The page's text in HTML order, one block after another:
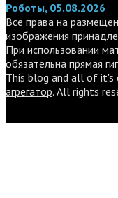
Роботы, 05.08.2026
Все права на
изображения
При использовании
обязательна прямая
This blog and all of
агрегатор. All rights